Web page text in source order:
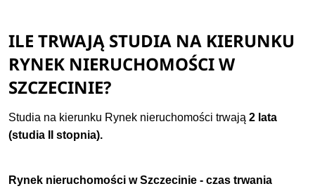
ILE TRWAJĄ STUDIA NA KIERUNKU
RYNEK NIERUCHOMOŚCI W
SZCZECINIE?
Studia na kierunku Rynek nieruchomości trwają2 lata
(studia II stopnia).
Rynek nieruchomości w Szczecinie - czas trwania